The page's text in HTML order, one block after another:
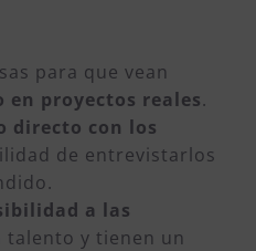
para que vean
proyectos reales.
directo con los
de entrevistarlos
a las
talento y tienen un